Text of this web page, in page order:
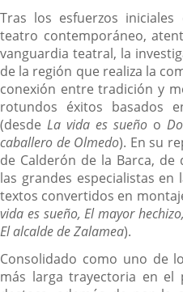
Tras los esfuerzos
teatro contemporáneo,
vanguardia teatral, la
de la región que realiza la
conexión entre tradición y
rotundos éxitos basados
(desde La vida es sueñoo
caballero de Olmedo). En su
de Calderón de la Barca,
las grandes especialistas
textos convertidos en
vida es sueño, El mayor
El alcalde de Zalamea).
Consolidado como uno de
más larga trayectoria en el